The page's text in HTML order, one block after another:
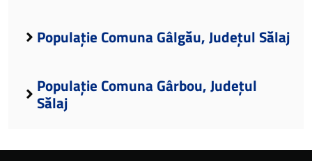
Populație Comuna Gâlgău, Județul Sălaj
Populație Comuna Gârbou, Județul
Sălaj